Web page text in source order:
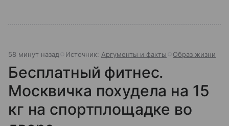
58 минут назад Источник: Аргументы и факты Образ жизни
Бесплатный фитнес.
Москвичка похудела на 15
кг на спортплощадке во